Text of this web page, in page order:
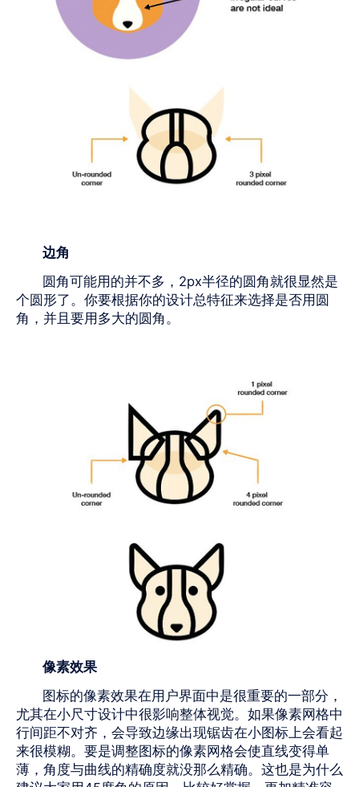
边角
圆角可能用的并不多， 2px半径的圆角就很显然是
个圆形了。你要根据你的设计总特征来选择是否用圆
角，并且要用多大的圆角。
像素效果
图标的像素效果在用户界面中是很重要的一部分，
尤其在小尺寸设计中很影响整体视觉。如果像素网格中
行间距不对齐，会导致边缘出现锯齿在小图标上会看起
来很模糊。要是调整图标的像素网格会使直线变得单
薄，角度与曲线的精确度就没那么精确。这也是为什么